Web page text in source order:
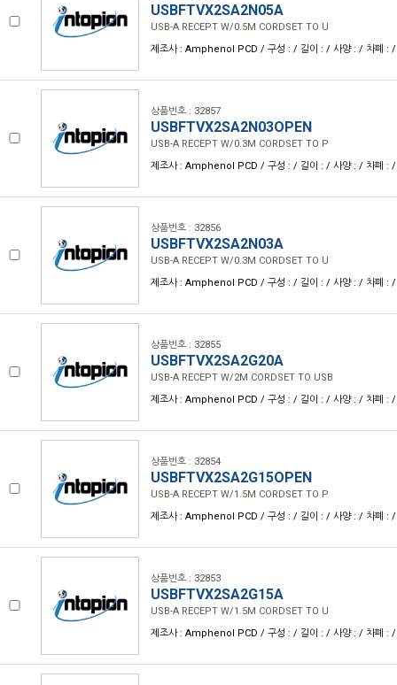
USBFTVX2SA2N05A
USB-A RECEPT W/0.5M CORDSET TO U
제조사 : Amphenol PCD / 구성 : / 길이 : / 사양 : / 차폐 : /
상품번호 : 32857
USBFTVX2SA2N03OPEN
USB-A RECEPT W/0.3M CORDSET TO P
제조사 : Amphenol PCD / 구성 : / 길이 : / 사양 : / 차폐 : /
상품번호 : 32856
USBFTVX2SA2N03A
USB-A RECEPT W/0.3M CORDSET TO U
제조사 : Amphenol PCD / 구성 : / 길이 : / 사양 : / 차폐 : /
상품번호 : 32855
USBFTVX2SA2G20A
USB-A RECEPT W/2M CORDSET TO USB
제조사 : Amphenol PCD / 구성 : / 길이 : / 사양 : / 차폐 : /
상품번호 : 32854
USBFTVX2SA2G15OPEN
USB-A RECEPT W/1.5M CORDSET TO P
제조사 : Amphenol PCD / 구성 : / 길이 : / 사양 : / 차폐 : /
상품번호 : 32853
USBFTVX2SA2G15A
USB-A RECEPT W/1.5M CORDSET TO U
제조사 : Amphenol PCD / 구성 : / 길이 : / 사양 : / 차폐 : /